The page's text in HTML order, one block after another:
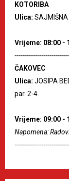
KOTORIBA
Ulica: SAJMIŠNA
Vrijeme: 08:00 -
ČAKOVEC
Ulica: JOSIPA
par. 2-4.
Vrijeme: 09:00 -
Napomena: